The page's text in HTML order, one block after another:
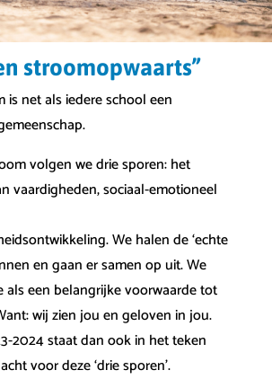
stroomopwaarts”
is net als iedere school een
volgen we drie sporen: het
vaardigheden, sociaal-emotioneel
We halen de ‘echte
en gaan er samen op uit. We
als een belangrijke voorwaarde tot
wij zien jou en geloven in jou.
2024 staat dan ook in het teken
voor deze ‘drie sporen’.